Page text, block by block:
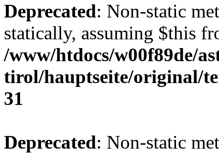
Deprecated: Non-static
statically, assuming $this
/www/htdocs/w00f89de/
tirol/hauptseite/original/
31
Deprecated: Non-static